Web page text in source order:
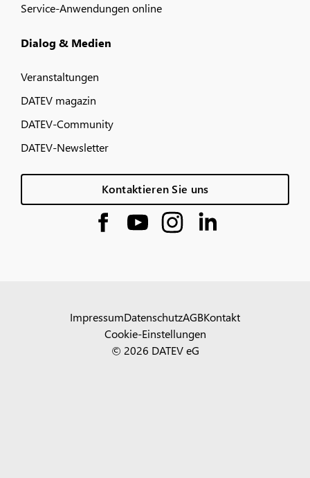
Service-Anwendungen online
Dialog & Medien
Veranstaltungen
DATEV magazin
DATEV-Community
DATEV-Newsletter
Kontaktieren Sie uns
© 2026 DATEV eG
ImpressumDatenschutzAGBKontakt
Cookie-Einstellungen